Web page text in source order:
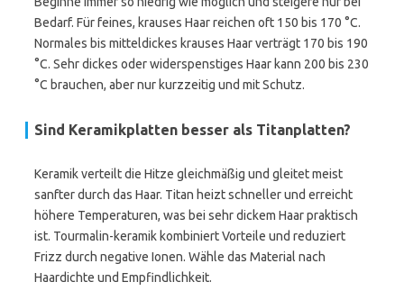
Bedarf. Für feines, krauses Haar reichen oft 150 bis 170 °C.
Normales bis mitteldickes krauses Haar verträgt 170 bis 190
°C. Sehr dickes oder widerspenstiges Haar kann 200 bis 230
°C brauchen, aber nur kurzzeitig und mit Schutz.
Sind Keramikplatten besser als Titanplatten?
Keramik verteilt die Hitze gleichmäßig und gleitet meist
sanfter durch das Haar. Titan heizt schneller und erreicht
höhere Temperaturen, was bei sehr dickem Haar praktisch
ist. Tourmalin-keramik kombiniert Vorteile und reduziert
Frizz durch negative Ionen. Wähle das Material nach
Haardichte und Empfindlichkeit.